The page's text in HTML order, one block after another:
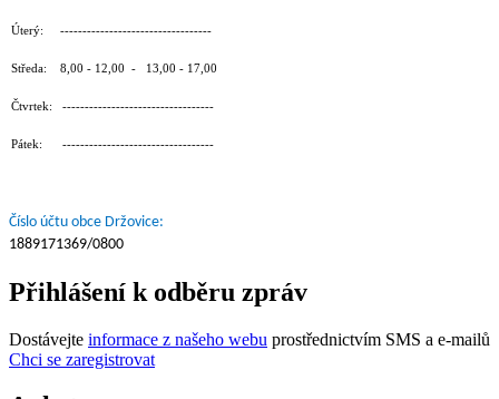
Úterý: ----------------------------------
Středa: 8,00 - 12,00 - 13,00 - 17,00
Čtvrtek: ----------------------------------
Pátek: ----------------------------------
Číslo účtu obce Držovice:
1889171369/0800
Přihlášení k odběru zpráv
Dostávejte informace z našeho webu prostřednictvím SMS a e-mailů
Chci se zaregistrovat